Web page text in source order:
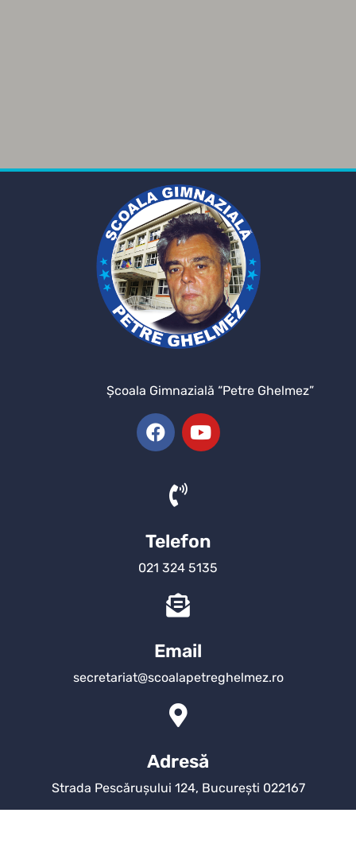
Şcoala Gimnazială “Petre Ghelmez”
Telefon
021 324 5135
Email
secretariat@scoalapetreghelmez.ro
Adresă
Strada Pescărușului 124, București 022167